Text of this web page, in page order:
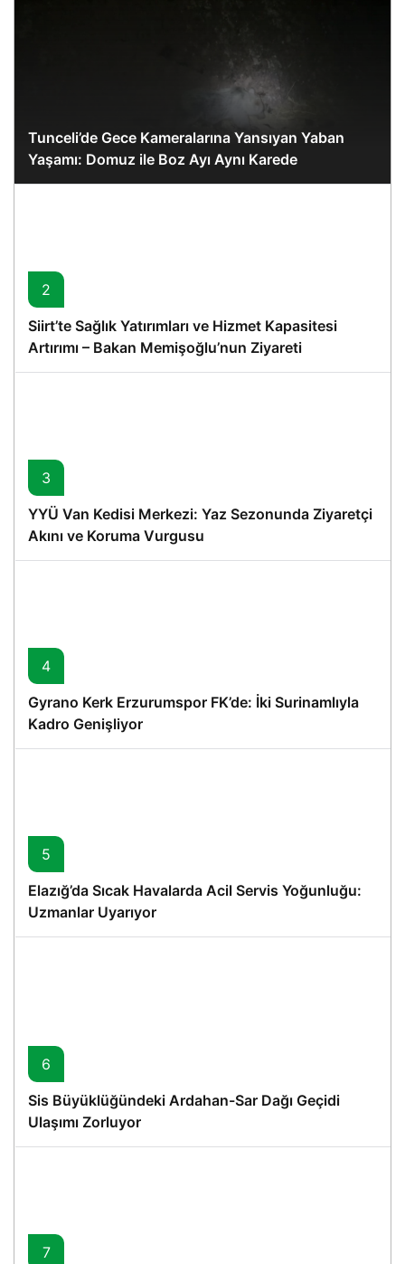
Tunceli’de Gece Kameralarına Yansıyan Yaban
Yaşamı: Domuz ile Boz Ayı Aynı Karede
2
Siirt’te Sağlık Yatırımları ve Hizmet Kapasitesi
Artırımı – Bakan Memişoğlu’nun Ziyareti
3
YYÜ Van Kedisi Merkezi: Yaz Sezonunda Ziyaretçi
Akını ve Koruma Vurgusu
4
Gyrano Kerk Erzurumspor FK’de: İki Surinamlıyla
Kadro Genişliyor
5
Elazığ’da Sıcak Havalarda Acil Servis Yoğunluğu:
Uzmanlar Uyarıyor
6
Sis Büyüklüğündeki Ardahan-Sar Dağı Geçidi
Ulaşımı Zorluyor
7